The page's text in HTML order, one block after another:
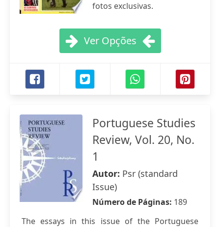
fotos exclusivas.
Ver Opções
Portuguese Studies
Review, Vol. 20, No.
1
Autor: Psr (standard
Issue)
Número de Páginas: 189
The essays in this issue of the Portuguese